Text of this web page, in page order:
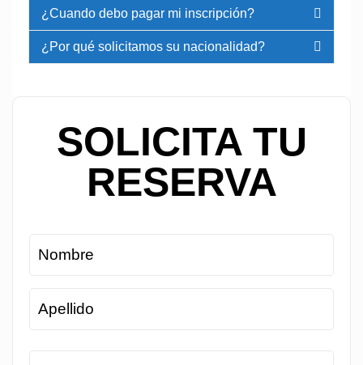
¿Cuando debo pagar mi inscripción?
¿Por qué solicitamos su nacionalidad?
SOLICITA TU
RESERVA